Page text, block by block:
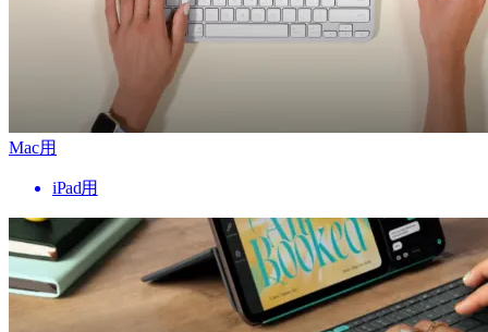
Mac用
iPad用